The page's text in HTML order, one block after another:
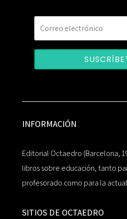
INFORMACIÓN
Editorial Octaedro (Barcelona,
libros sobre educación, tanto
profesorado como para la
SITIOS DE OCTAEDRO